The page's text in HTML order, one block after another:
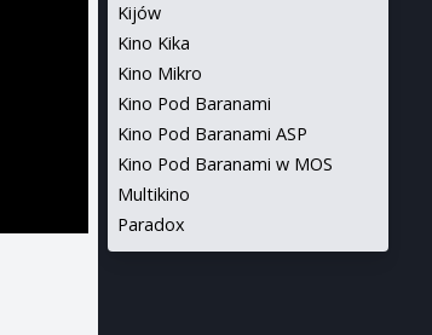
Kijów
Kino Kika
Kino Mikro
Kino Pod Baranami
Kino Pod Baranami ASP
Kino Pod Baranami w MOS
Multikino
Paradox